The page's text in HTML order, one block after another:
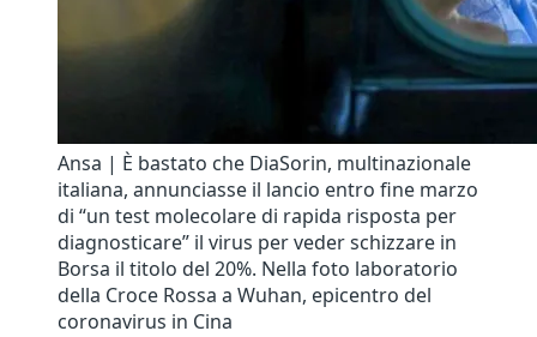
Ansa | È bastato che DiaSorin, multinazionale
italiana, annunciasse il lancio entro fine marzo
di “un test molecolare di rapida risposta per
diagnosticare” il virus per veder schizzare in
Borsa il titolo del 20%. Nella foto laboratorio
della Croce Rossa a Wuhan, epicentro del
coronavirus in Cina